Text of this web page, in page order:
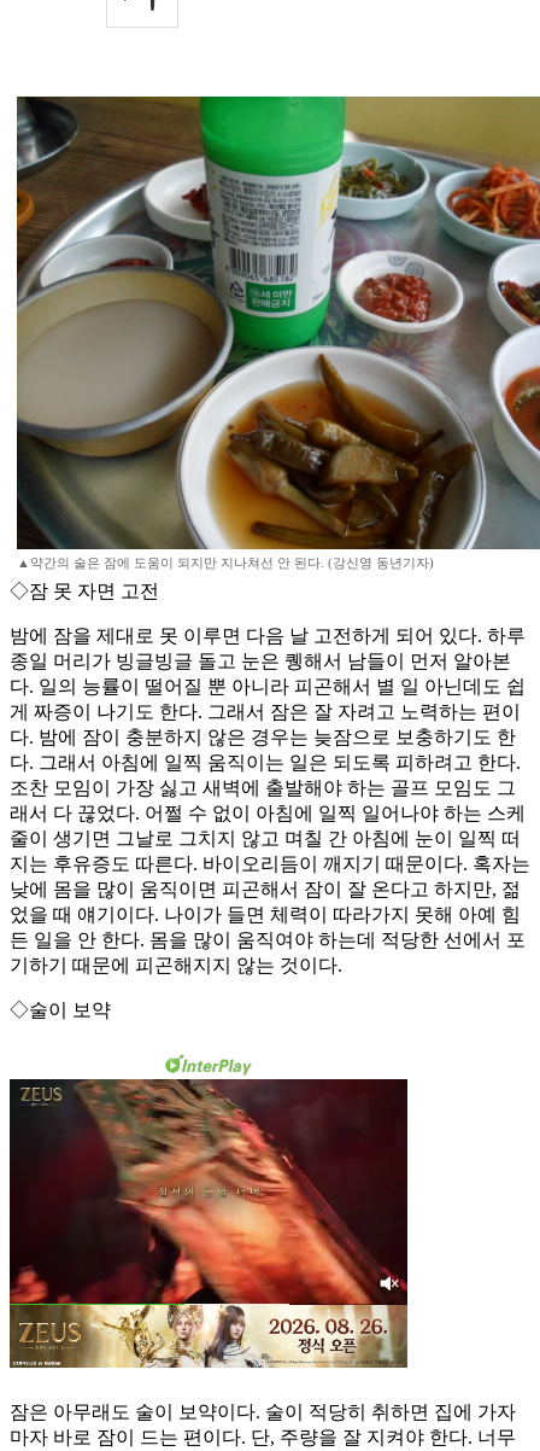
▲약간의 술은 잠에 도움이 되지만 지나쳐선 안 된다. (강신영 동년기자)
◇잠 못 자면 고전
밤에 잠을 제대로 못 이루면 다음 날 고전하게 되어 있다. 하루
종일 머리가 빙글빙글 돌고 눈은 퀭해서 남들이 먼저 알아본
다. 일의 능률이 떨어질 뿐 아니라 피곤해서 별 일 아닌데도 쉽
게 짜증이 나기도 한다. 그래서 잠은 잘 자려고 노력하는 편이
다. 밤에 잠이 충분하지 않은 경우는 늦잠으로 보충하기도 한
다. 그래서 아침에 일찍 움직이는 일은 되도록 피하려고 한다.
조찬 모임이 가장 싫고 새벽에 출발해야 하는 골프 모임도 그
래서 다 끊었다. 어쩔 수 없이 아침에 일찍 일어나야 하는 스케
줄이 생기면 그날로 그치지 않고 며칠 간 아침에 눈이 일찍 떠
지는 후유증도 따른다. 바이오리듬이 깨지기 때문이다. 혹자는
낮에 몸을 많이 움직이면 피곤해서 잠이 잘 온다고 하지만, 젊
었을 때 얘기이다. 나이가 들면 체력이 따라가지 못해 아예 힘
든 일을 안 한다. 몸을 많이 움직여야 하는데 적당한 선에서 포
기하기 때문에 피곤해지지 않는 것이다.
◇술이 보약
잠은 아무래도 술이 보약이다. 술이 적당히 취하면 집에 가자
마자 바로 잠이 드는 편이다. 단, 주량을 잘 지켜야 한다. 너무